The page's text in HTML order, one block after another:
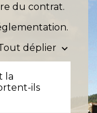
du contrat.
déplier keyboard_arrow_down
la
ils